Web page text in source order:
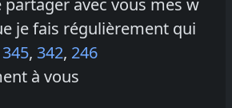
je fais régulièrement qui
345, 342, 246
à vous